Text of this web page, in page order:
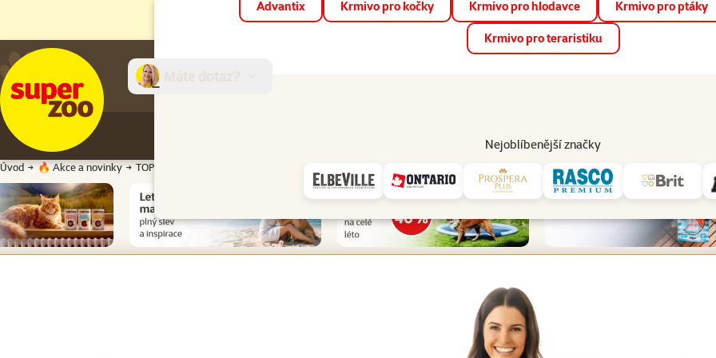
📱 Stáhněte si novou aplikaci Super zoo.Více informací
Advantix Krmivo pro kočky Krmivo pro hlodavce Krmivo pro ptáky
Krmivo pro teraristiku
Nejoblíbenější značky
Prodejny Služby
Úvod 🔥 Akce a novinky TOP cena